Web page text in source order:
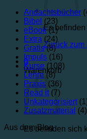
Es
Zurück zum
0
Warenkorb
Es befinden sich
Andachtsbücher
Bibel (23)
eBook (1)
Extra (24)
Gratis (8)
Impuls (16)
Kurse (108)
Lehre (8)
Praxis (36)
Read it (7)
Unkategorisiert
Zusatzmaterial (4)
Aus dem Blog